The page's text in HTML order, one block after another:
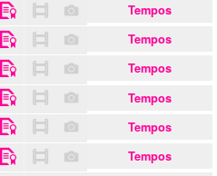
Tempos
Tempos
Tempos
Tempos
Tempos
Tempos